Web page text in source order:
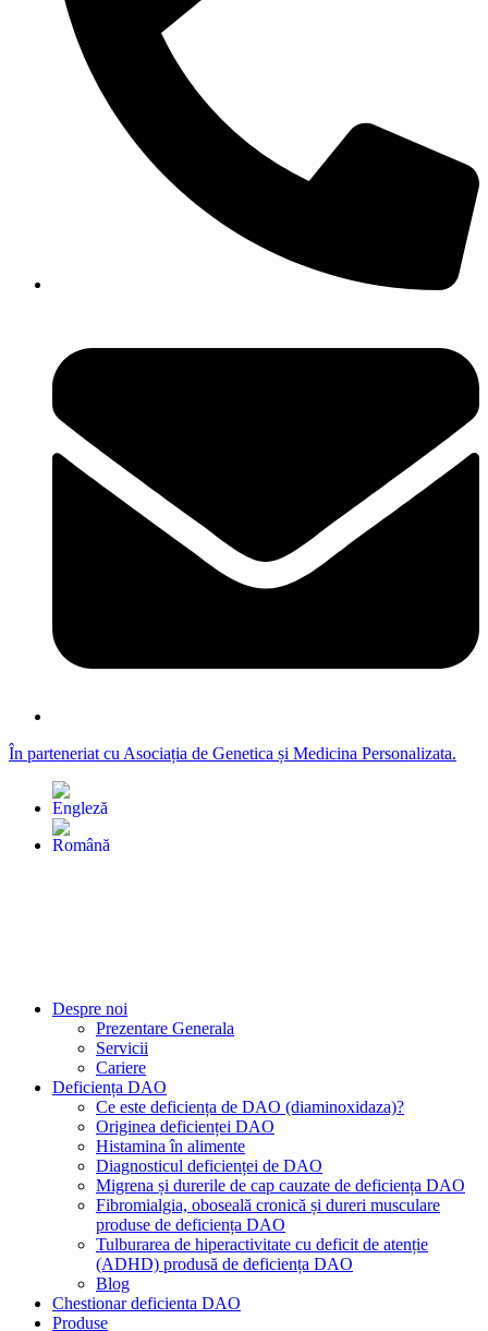
În parteneriat cu Asociația de Genetica și Medicina Personalizata.
Despre noi
Prezentare Generala
Servicii
Cariere
Deficiența DAO
Ce este deficiența de DAO (diaminoxidaza)?
Originea deficienței DAO
Histamina în alimente
Diagnosticul deficienței de DAO
Migrena și durerile de cap cauzate de deficiența DAO
Fibromialgia, oboseală cronică și dureri musculare
produse de deficiența DAO
Tulburarea de hiperactivitate cu deficit de atenție
(ADHD) produsă de deficiența DAO
Blog
Chestionar deficienta DAO
Produse